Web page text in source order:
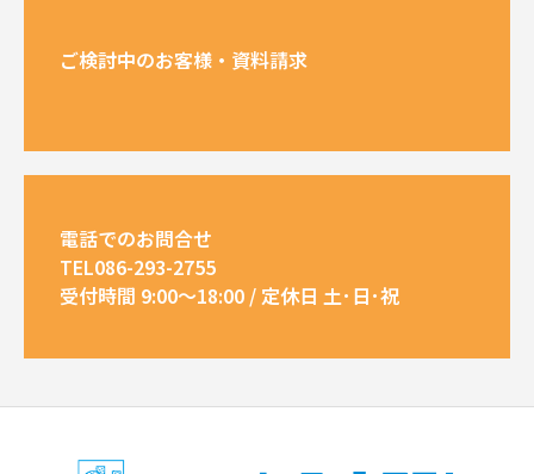
ご検討中のお客様・資料請求
電話でのお問合せ
TEL086-293-2755
受付時間 9:00～18:00 / 定休日 土･日･祝